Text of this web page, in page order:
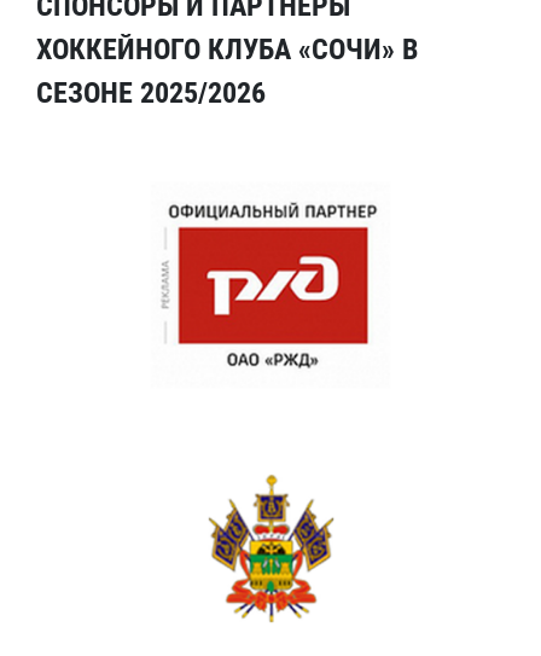
ХОККЕЙНОГО КЛУБА «СОЧИ» В
СЕЗОНЕ 2025/2026